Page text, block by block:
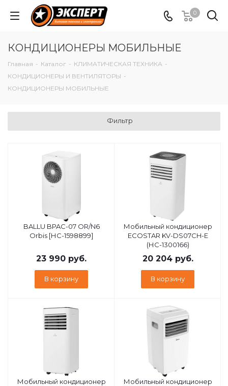
0
КОНДИЦИОНЕРЫ МОБИЛЬНЫЕ
Главная - Каталог - КЛИМАТИЧЕСКАЯ ТЕХНИКА -
КОНДИЦИОНЕРЫ И ВЕНТИЛЯТОРЫ -
КОНДИЦИОНЕРЫ МОБИЛЬНЫЕ
Фильтр
BALLU BPAC-07 OR/N6
Orbis [НС-1598899]
23 990 руб.
В корзину
Мобильный кондиционер
ECOSTAR KV-DS07CH-E
(НС-1300166)
20 204руб.
В корзину
Мобильный кондиционер
Мобильный кондиционер